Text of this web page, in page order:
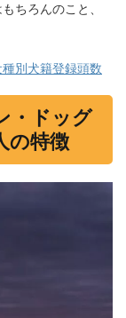
ちろんのこと、
別犬籍登録頭数
・ドッグ
の特徴